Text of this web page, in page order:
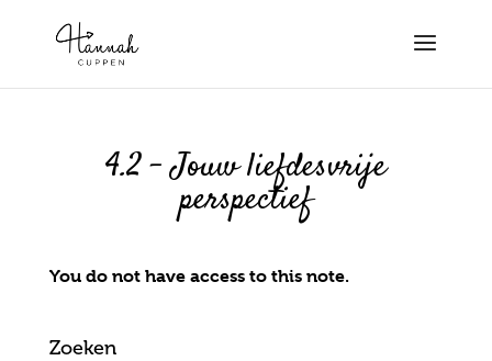
4.2 – Jouw liefdesvrije
perspectief
You do not have access to this note.
Zoeken